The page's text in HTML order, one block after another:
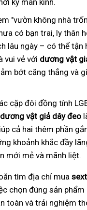
"vườn không nhà
có bạn trai, ly thân
lâu ngày – có thể
vui vẻ với dương vật
bớt căng thẳng và
cặp đôi đồng tính
dương vật giả dây đeo
cả hai thêm phần
khoảnh khắc đầy
mới mẻ và mãnh liệt.
tìm địa chỉ mua
chọn đúng sản
toàn và trải nghiệm